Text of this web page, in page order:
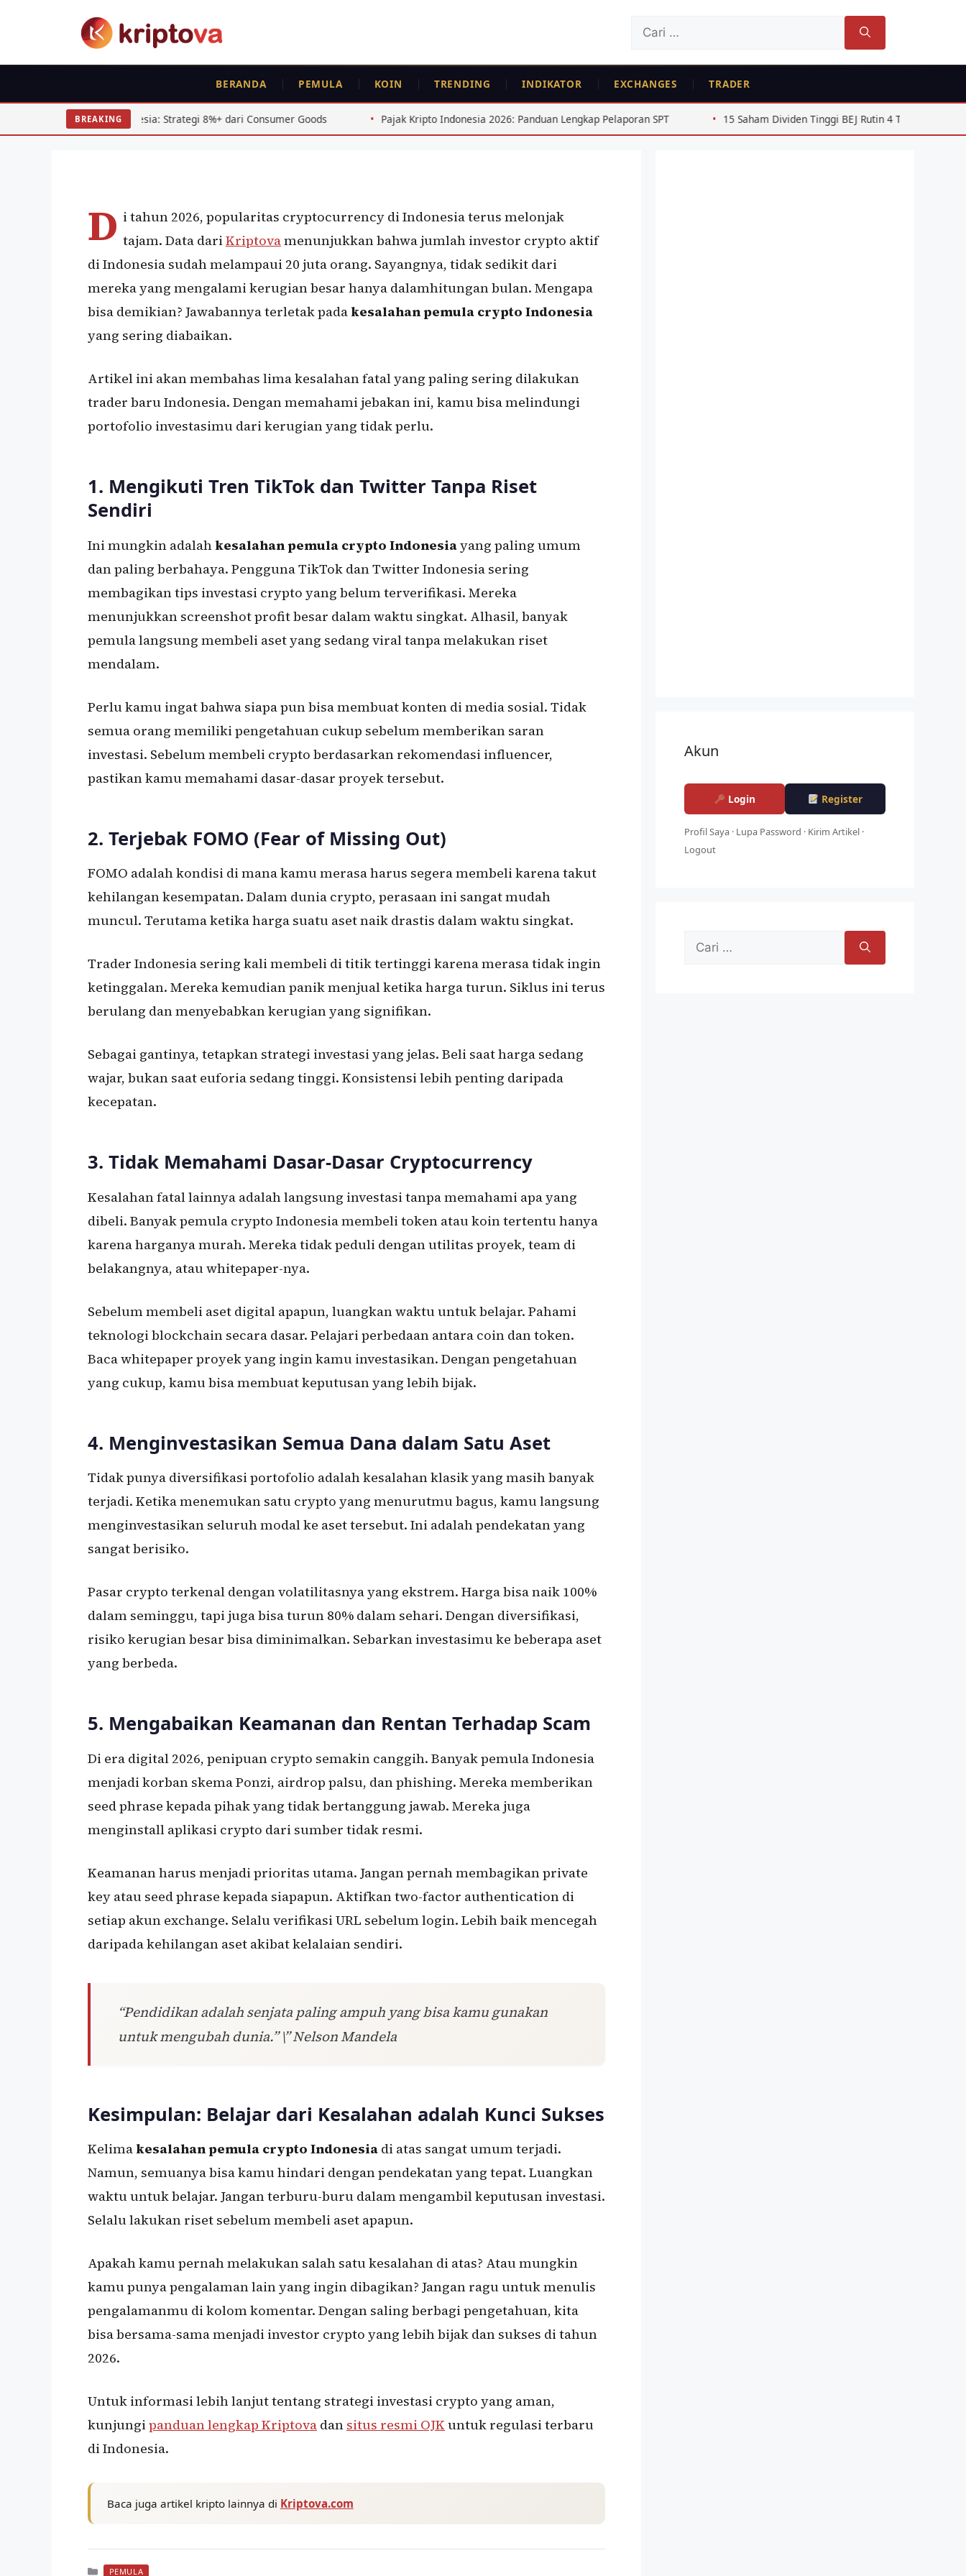
Cari
BERANDA PEMULA KOIN TRENDING INDIKATOR EXCHANGES TRADER
BREAKING
Indonesia: Strategi 8%+ dari Consumer Goods Pajak Kripto Indonesia 2026: Panduan Lengkap Pelaporan SPT 15 Saham Dividen Tinggi BEJ Rutin 4 Tahun Beruntun 2022-2025
PEMULA
5 Kesalahan Fatal Pemula Crypto Indonesia
2026 yang Harus Dihindari
D i tahun 2026, popularitas cryptocurrency di Indonesia terus melonjak
tajam. Data dariKriptovamenunjukkan bahwa jumlah investor crypto aktif
di Indonesia sudah melampaui 20 juta orang. Sayangnya, tidak sedikit dari
mereka yang mengalami kerugian besar hanya dalamhitungan bulan. Mengapa
bisa demikian? Jawabannya terletak padakesalahan pemula crypto Indonesia
yang sering diabaikan.
Artikel ini akan membahas lima kesalahan fatal yang paling sering dilakukan
trader baru Indonesia. Dengan memahami jebakan ini, kamu bisa melindungi
portofolio investasimu dari kerugian yang tidak perlu.
1. Mengikuti Tren TikTok dan Twitter Tanpa Riset
Sendiri
Ini mungkin adalahkesalahan pemula crypto Indonesiayang paling umum
dan paling berbahaya. Pengguna TikTok dan Twitter Indonesia sering
membagikan tips investasi crypto yang belum terverifikasi. Mereka
menunjukkan screenshot profit besar dalam waktu singkat. Alhasil, banyak
pemula langsung membeli aset yang sedang viral tanpa melakukan riset
mendalam.
Perlu kamu ingat bahwa siapa pun bisa membuat konten di media sosial. Tidak
semua orang memiliki pengetahuan cukup sebelum memberikan saran
investasi. Sebelum membeli crypto berdasarkan rekomendasi influencer,
pastikan kamu memahami dasar-dasar proyek tersebut.
2. Terjebak FOMO (Fear of Missing Out)
FOMO adalah kondisi di mana kamu merasa harus segera membeli karena takut
kehilangan kesempatan. Dalam dunia crypto, perasaan ini sangat mudah
muncul. Terutama ketika harga suatu aset naik drastis dalam waktu singkat.
Trader Indonesia sering kali membeli di titik tertinggi karena merasa tidak ingin
ketinggalan. Mereka kemudian panik menjual ketika harga turun. Siklus ini terus
berulang dan menyebabkan kerugian yang signifikan.
Sebagai gantinya, tetapkan strategi investasi yang jelas. Beli saat harga sedang
wajar, bukan saat euforia sedang tinggi. Konsistensi lebih penting daripada
kecepatan.
3. Tidak Memahami Dasar-Dasar Cryptocurrency
Kesalahan fatal lainnya adalah langsung investasi tanpa memahami apa yang
dibeli. Banyak pemula crypto Indonesia membeli token atau koin tertentu hanya
karena harganya murah. Mereka tidak peduli dengan utilitas proyek, team di
belakangnya, atau whitepaper-nya.
Sebelum membeli aset digital apapun, luangkan waktu untuk belajar. Pahami
teknologi blockchain secara dasar. Pelajari perbedaan antara coin dan token.
Baca whitepaper proyek yang ingin kamu investasikan. Dengan pengetahuan
yang cukup, kamu bisa membuat keputusan yang lebih bijak.
4. Menginvestasikan Semua Dana dalam Satu Aset
Tidak punya diversifikasi portofolio adalah kesalahan klasik yang masih banyak
terjadi. Ketika menemukan satu crypto yang menurutmu bagus, kamu langsung
menginvestasikan seluruh modal ke aset tersebut. Ini adalah pendekatan yang
sangat berisiko.
Pasar crypto terkenal dengan volatilitasnya yang ekstrem. Harga bisa naik 100%
dalam seminggu, tapi juga bisa turun 80% dalam sehari. Dengan diversifikasi,
risiko kerugian besar bisa diminimalkan. Sebarkan investasimu ke beberapa aset
yang berbeda.
5. Mengabaikan Keamanan dan Rentan Terhadap Scam
Di era digital 2026, penipuan crypto semakin canggih. Banyak pemula Indonesia
menjadi korban skema Ponzi, airdrop palsu, dan phishing. Mereka memberikan
seed phrase kepada pihak yang tidak bertanggung jawab. Mereka juga
menginstall aplikasi crypto dari sumber tidak resmi.
Keamanan harus menjadi prioritas utama. Jangan pernah membagikan private
key atau seed phrase kepada siapapun. Aktifkan two-factor authentication di
setiap akun exchange. Selalu verifikasi URL sebelum login. Lebih baik mencegah
daripada kehilangan aset akibat kelalaian sendiri.
“Pendidikan adalah senjata paling ampuh yang bisa kamu gunakan
untuk mengubah dunia.” \” Nelson Mandela
Kesimpulan: Belajar dari Kesalahan adalah Kunci Sukses
Kelimakesalahan pemula crypto Indonesia di atas sangat umum terjadi.
Namun, semuanya bisa kamu hindari dengan pendekatan yang tepat. Luangkan
waktu untuk belajar. Jangan terburu-buru dalam mengambil keputusan investasi.
Selalu lakukan riset sebelum membeli aset apapun.
Apakah kamu pernah melakukan salah satu kesalahan di atas? Atau mungkin
kamu punya pengalaman lain yang ingin dibagikan? Jangan ragu untuk menulis
pengalamanmu di kolom komentar. Dengan saling berbagi pengetahuan, kita
bisa bersama-sama menjadi investor crypto yang lebih bijak dan sukses di tahun
2026.
Untuk informasi lebih lanjut tentang strategi investasi crypto yang aman,
kunjungipanduan lengkap Kriptova dan situs resmi OJK untuk regulasi terbaru
di Indonesia.
Baca juga artikel kripto lainnya di Kriptova.com
Kategori
PEMULA
Akun
Login Register
Profil Saya · Lupa Password · Kirim Artikel ·
Logout
Cari